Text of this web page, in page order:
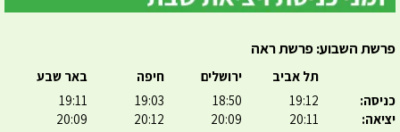
פרשת השבוע: פרשת ראה
כניסה:
יציאה:
תל אביב
19:12
20:11
ירושלים
18:50
20:09
חיפה
19:03
20:12
באר שבע
19:11
20:09